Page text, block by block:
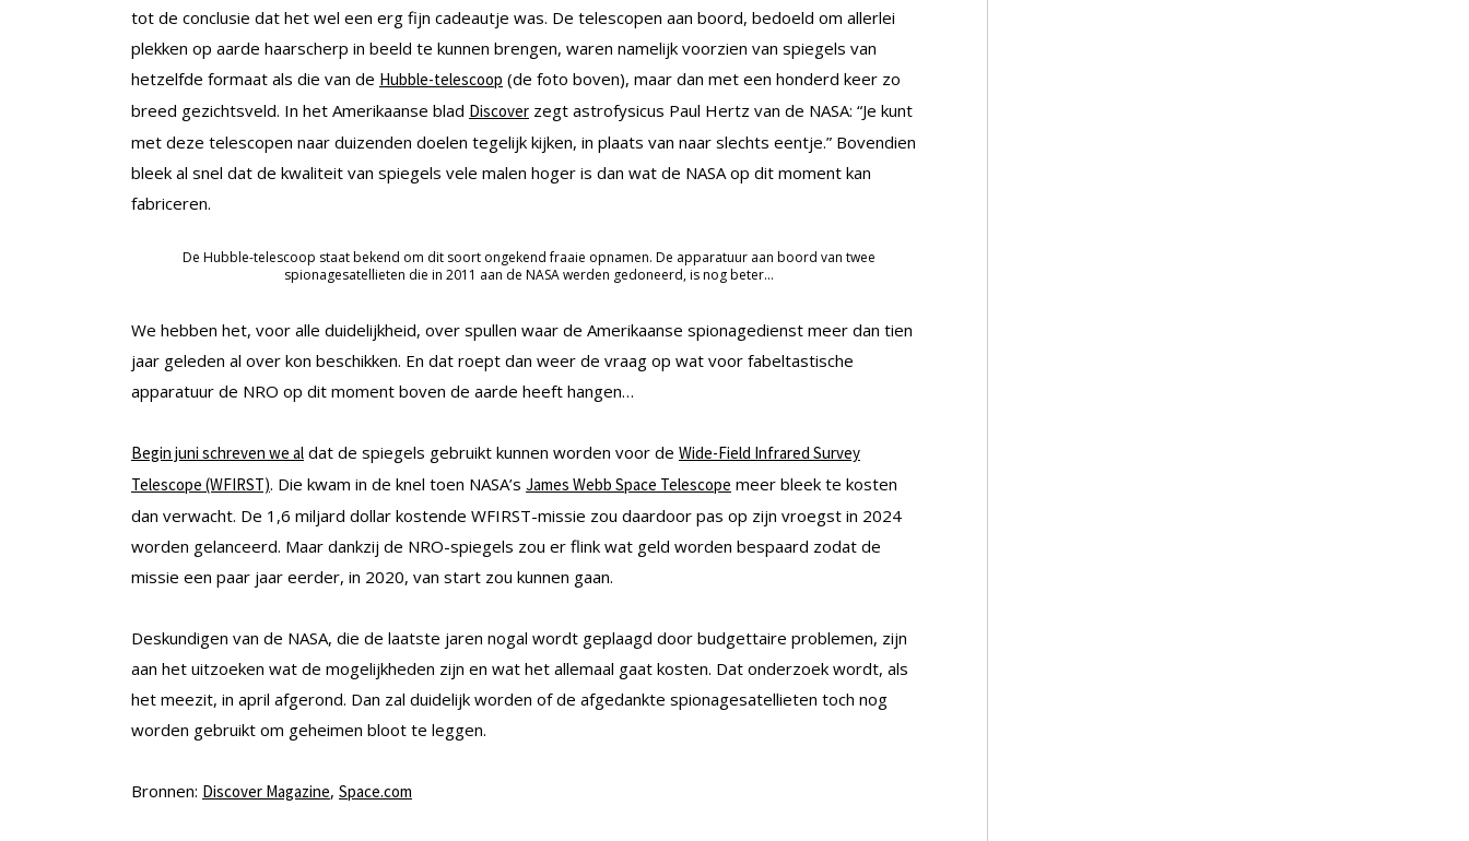
tot de conclusie dat het wel een erg fijn cadeautje was. De telescopen aan boord, bedoeld om allerlei
plekken op aarde haarscherp in beeld te kunnen brengen, waren namelijk voorzien van spiegels van
hetzelfde formaat als die van de Hubble-telescoop (de foto boven), maar dan met een honderd keer zo
breed gezichtsveld. In het Amerikaanse blad Discover zegt astrofysicus Paul Hertz van de NASA: “Je kunt
met deze telescopen naar duizenden doelen tegelijk kijken, in plaats van naar slechts eentje.” Bovendien
bleek al snel dat de kwaliteit van spiegels vele malen hoger is dan wat de NASA op dit moment kan
fabriceren.
De Hubble-telescoop staat bekend om dit soort ongekend fraaie opnamen. De apparatuur aan boord van twee
spionagesatellieten die in 2011 aan de NASA werden gedoneerd, is nog beter…
We hebben het, voor alle duidelijkheid, over spullen waar de Amerikaanse spionagedienst meer dan tien
jaar geleden al over kon beschikken. En dat roept dan weer de vraag op wat voor fabeltastische
apparatuur de NRO op dit moment boven de aarde heeft hangen…
Begin juni schreven we al dat de spiegels gebruikt kunnen worden voor de Wide-Field Infrared Survey
Telescope (WFIRST). Die kwam in de knel toen NASA’s James Webb Space Telescope meer bleek te kosten
dan verwacht. De 1,6 miljard dollar kostende WFIRST-missie zou daardoor pas op zijn vroegst in 2024
worden gelanceerd. Maar dankzij de NRO-spiegels zou er flink wat geld worden bespaard zodat de
missie een paar jaar eerder, in 2020, van start zou kunnen gaan.
Deskundigen van de NASA, die de laatste jaren nogal wordt geplaagd door budgettaire problemen, zijn
aan het uitzoeken wat de mogelijkheden zijn en wat het allemaal gaat kosten. Dat onderzoek wordt, als
het meezit, in april afgerond. Dan zal duidelijk worden of de afgedankte spionagesatellieten toch nog
worden gebruikt om geheimen bloot te leggen.
Bronnen: Discover Magazine, Space.com